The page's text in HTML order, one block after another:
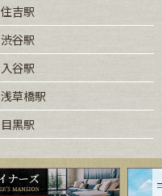
住吉駅
渋谷駅
入谷駅
浅草橋駅
目黒駅